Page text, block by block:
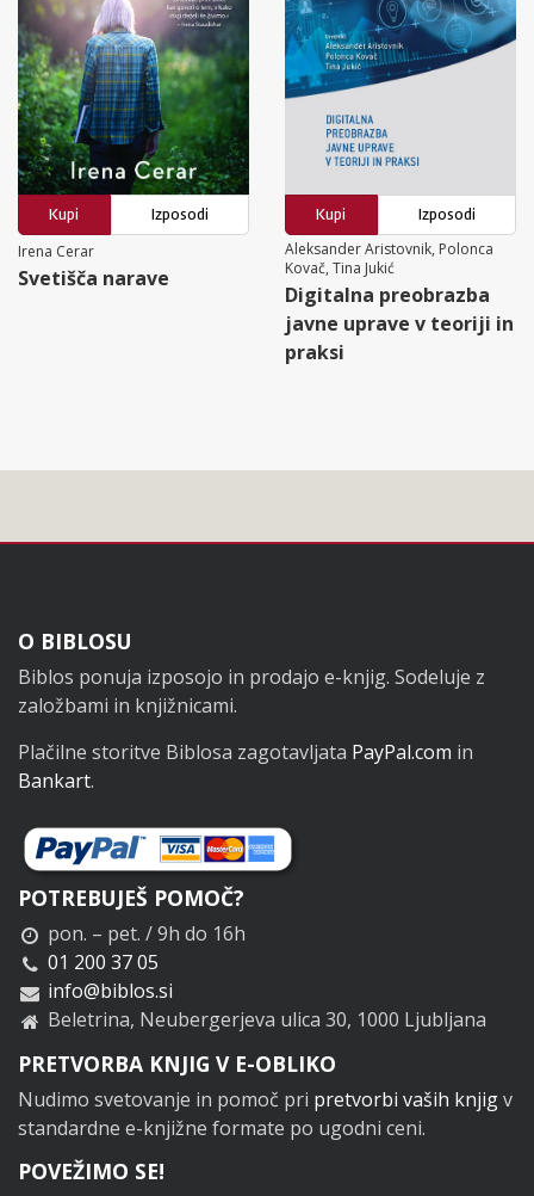
Kupi
Izposodi
Irena Cerar
Svetišča narave
Kupi
Izposodi
Aleksander Aristovnik, Polonca
Kovač, Tina Jukić
Digitalna preobrazba
javne uprave v teoriji in
praksi
Noga
O BIBLOSU
Biblos ponuja izposojo in prodajo e-knjig. Sodeluje z
založbami in knjižnicami.
Plačilne storitve Biblosa zagotavljata PayPal.com in
Bankart.
POTREBUJEŠ POMOČ?
pon. – pet. / 9h do 16h
01 200 37 05
info@biblos.si
Beletrina, Neubergerjeva ulica 30, 1000 Ljubljana
PRETVORBA KNJIG V E-OBLIKO
Nudimo svetovanje in pomoč pri pretvorbi vaših knjigv
standardne e-knjižne formate po ugodni ceni.
POVEŽIMO SE!